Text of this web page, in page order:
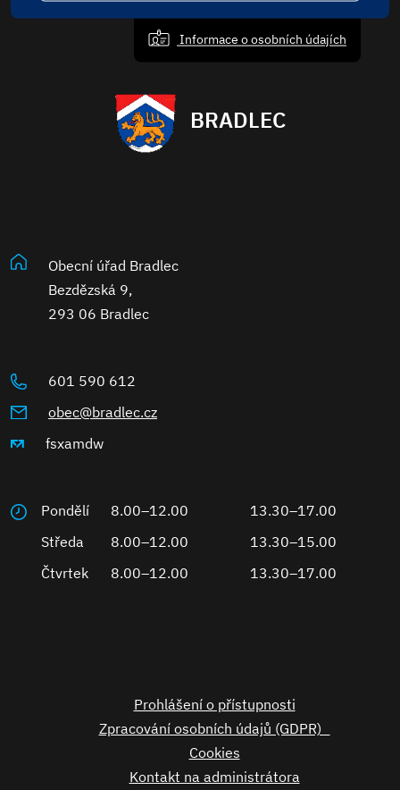
Informace o osobních údajích
BRADLEC
Obecní úřad Bradlec
Bezdězská 9,
293 06 Bradlec
601 590 612
obec@bradlec.cz
fsxamdw
Pondělí 8.00–12.00
13.30–17.00
Středa
8.00–12.00
13.30–15.00
Čtvrtek
8.00–12.00 13.30–17.00
Prohlášení o přístupnosti
Zpracování osobních údajů (GDPR)
Cookies
Kontakt na administrátora